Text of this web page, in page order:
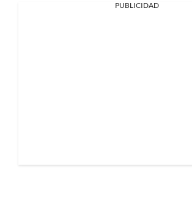
PUBLICIDAD